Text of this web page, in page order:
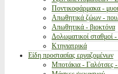
Ποντικοφάρμακα -
Απωθητικά ζώων -
Απωθητικά - βιοκτόνα
Δολωματικοί σταθμοί
Κτηνιατρικά
Είδη προστασίας εργαζομένων
Μποτάκια - Γαλότσες